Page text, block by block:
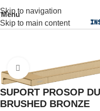
Skip to navigation
Skip to main content
Menu
Prima pagină ACCESORII
Click to enlarge
SUPORT PROSOP
BRUSHED BRONZE